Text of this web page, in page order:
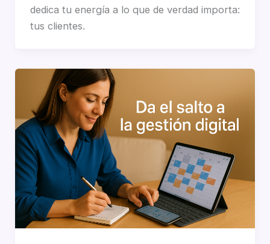
dedica tu energía a lo que de verdad importa:
tus clientes.